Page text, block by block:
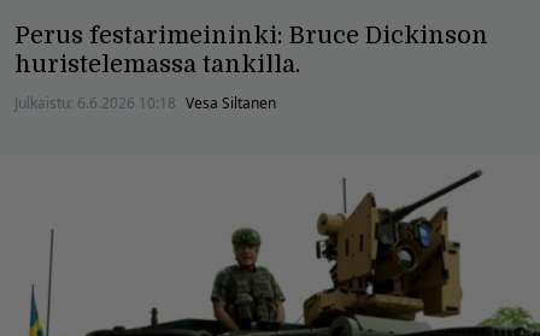
Perus festarimeininki: Bruce Dickinson
huristelemassa tankilla.
Julkaistu: 6.6.2026 10:18 Vesa Siltanen